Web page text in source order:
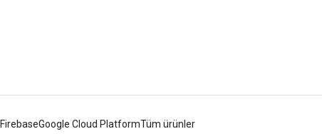
FirebaseGoogle Cloud PlatformTüm ürünler